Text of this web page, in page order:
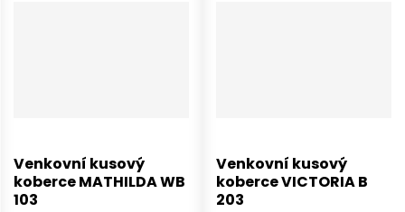
Venkovní kusový
koberce MATHILDA WB
103
Venkovní kusový
koberce VICTORIA B
203